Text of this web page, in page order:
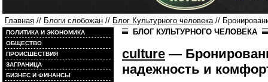
Главная // Блоги слобожан // Блог Культурного человека//
ПОЛИТИКА И ЭКОНОМИКА
ОБЩЕСТВО
ПРОИСШЕСТВИЯ
ЗАГРАНИЦА
БИЗНЕС И ФИНАНСЫ
БЛОГ КУЛЬТУРНОГО ЧЕЛОВЕКА
culture —
надежность и